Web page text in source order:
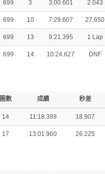
699 3 3:00.601 2.043
699 10 7:29.607 27.650
699 13 9:21.395 1 Lap
699 14 10:24.627 DNF
圈數 成績 秒差
14 11:18.389 18.907
17 13:01.960 26.225